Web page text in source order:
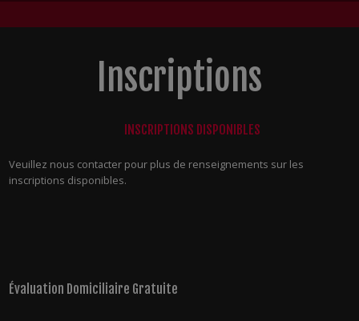
Inscriptions
INSCRIPTIONS DISPONIBLES
Veuillez nous contacter pour plus de renseignements sur les
inscriptions disponibles.
Évaluation Domiciliaire Gratuite